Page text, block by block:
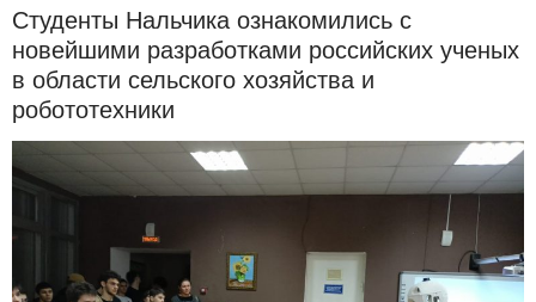
Студенты Нальчика ознакомились с
новейшими разработками российских ученых
в области сельского хозяйства и
робототехники